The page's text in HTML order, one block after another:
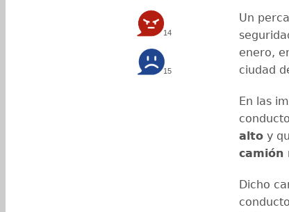
14
15
Un
enero,
ciudad
En las
alto y
camión
Dicho